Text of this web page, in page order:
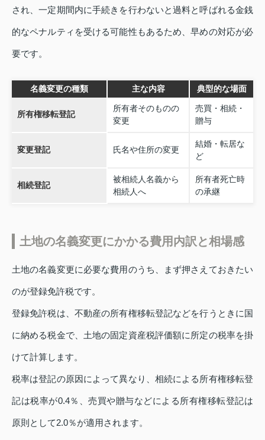
され、一定期間内に手続きを行わないと過料と呼ばれる金銭
的なペナルティを受ける可能性もあるため、早めの対応が必
要です。
名義変更の種類 主な内容 典型的な場面
所有権移転登記
所有者そのものの
変更
売買・相続・
贈与
変更登記 氏名や住所の変更
結婚・転居な
ど
相続登記
被相続人名義から
相続人へ
所有者死亡時
の承継
土地の名義変更にかかる費用内訳と相場感
土地の名義変更に必要な費用のうち、まず押さえておきたい
のが登録免許税です。
登録免許税は、不動産の所有権移転登記などを行うときに国
に納める税金で、土地の固定資産税評価額に所定の税率を掛
けて計算します。
税率は登記の原因によって異なり、相続による所有権移転登
記は税率が0.4％、売買や贈与などによる所有権移転登記は
原則として2.0％が適用されます。